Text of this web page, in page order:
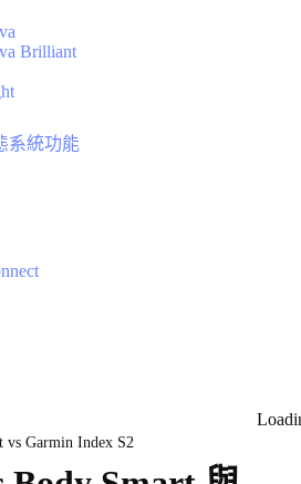
Brilliant
系統功能
vs Garmin Index S2